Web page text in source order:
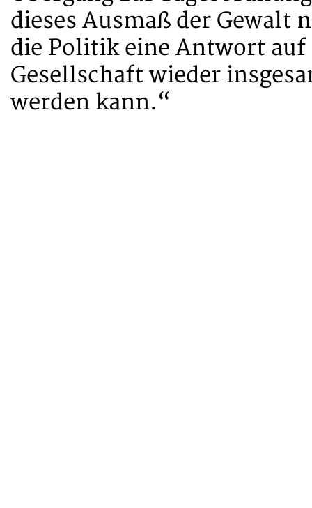
dieses Ausmaß der Gewalt
die Politik eine Antwort auf
Gesellschaft wieder
werden kann.“